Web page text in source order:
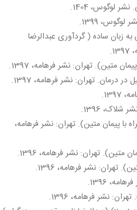
لوگوس، 1404.
1399.
زبان ساده ( گردآوری عبدالرضا
متین). تهران: نشر فرهامه، 1397.
تهران: نشر فرهامه، 1397.
1396.
با پیمان متین). تهران: نشر فرهامه،
تهران: نشر فرهامه، 1396.
نشر فرهامه، 1396.
1396.
نشر فرهامه، 1396.